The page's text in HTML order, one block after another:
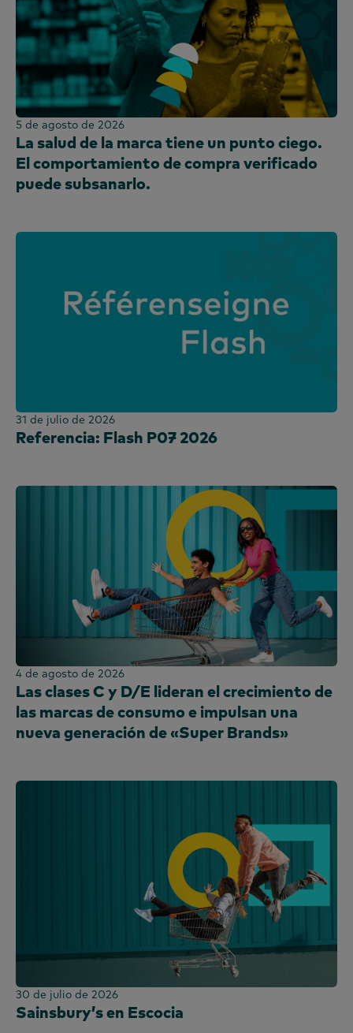
5 de agosto de 2026
La salud de la marca tiene un punto ciego.
El comportamiento de compra verificado
puede subsanarlo.
31 de julio de 2026
Referencia: Flash P07 2026
4 de agosto de 2026
Las clases C y D/E lideran el crecimiento de
las marcas de consumo e impulsan una
nueva generación de «Super Brands»
30 de julio de 2026
Sainsbury’s en Escocia